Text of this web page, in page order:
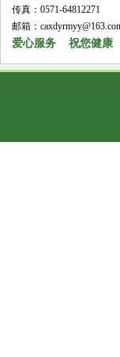
传真：0571-64812271
邮箱：
爱心服务 祝您健康